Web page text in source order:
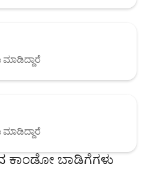
ಮಾಡಿದ್ದಾರೆ
ಮಾಡಿದ್ದಾರೆ
ಕಾಂಡೋ ಬಾಡಿಗೆಗಳು